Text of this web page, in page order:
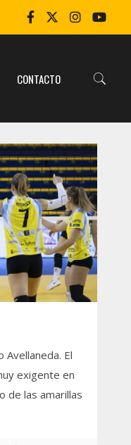
CONTACTO
El
exigente en
de las amarillas